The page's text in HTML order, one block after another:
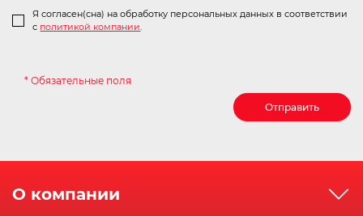
Я согласен(сна) на обработку персональных данных в соответствии
с политикой компании.
* Обязательные поля
Отправить
О компании